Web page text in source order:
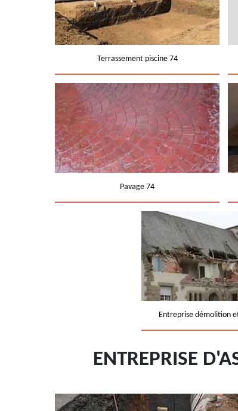
Terrassement piscine 74
Pavage 74
Entreprise démolition
ENTREPRISE